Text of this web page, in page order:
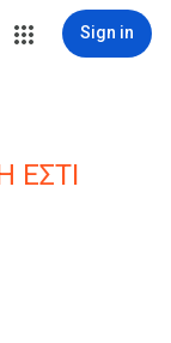
Sign in
ΕΣΤΙ